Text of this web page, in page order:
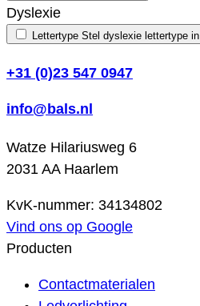
Dyslexie
Lettertype Stel dyslexie lettertype in
+31 (0)23 547 0947
info@bals.nl
Watze Hilariusweg 6
2031 AA Haarlem
KvK-nummer: 34134802
Vind ons op Google
Producten
Contactmaterialen